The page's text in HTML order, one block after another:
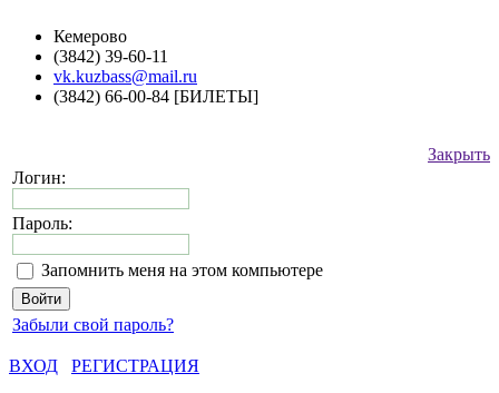
Кемерово
(3842) 39-60-11
vk.kuzbass@mail.ru
(3842) 66-00-84 [БИЛЕТЫ]
Закрыть
Логин:
Пароль:
Запомнить меня на этом компьютере
Забыли свой пароль?
ВХОД
РЕГИСТРАЦИЯ